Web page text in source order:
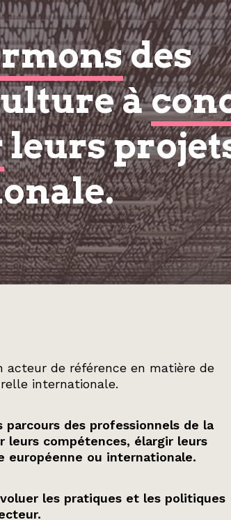
des
à
leurs
acteur de référence en matière de
internationale.
des professionnels de la
compétences, élargir leurs
européenne ou internationale.
les pratiques et les politiques